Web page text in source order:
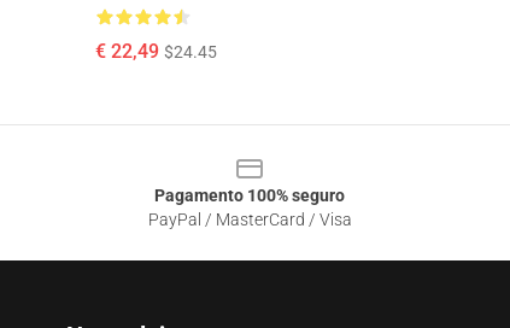
€ 22,49 $24.45
Pagamento 100% seguro
PayPal / MasterCard / Visa